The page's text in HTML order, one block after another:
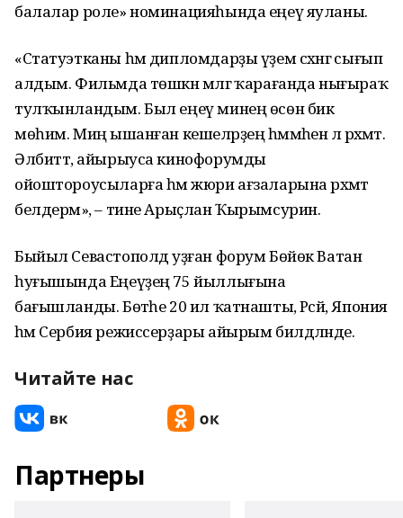
балалар роле» номинацияһында еңеү яуланы.
«Статуэтканы һәм дипломдарҙы үҙем сәхнәгә сығып
алдым. Фильмда төшкән мәлгә ҡарағанда нығыраҡ
тулҡынландым. Был еңеү минең өсөн бик
мөһим. Миңә ышанған кешеләрҙең һәммәһенә лә рәхмәт.
Әлбиттә, айырыуса кинофорумды
ойоштороусыларға һәм жюри ағзаларына рәхмәт
белдерәм», – тине Арыҫлан Ҡырымсурин.
Быйыл Севастополдә уҙған форум Бөйөк Ватан
һуғышында Еңеүҙең 75 йыллығына
бағышланды. Бөтәһе 20 ил ҡатнашты, Рәсәй, Япония
һәм Сербия режиссерҙары айырым билдәләнде.
Читайте нас
Партнеры